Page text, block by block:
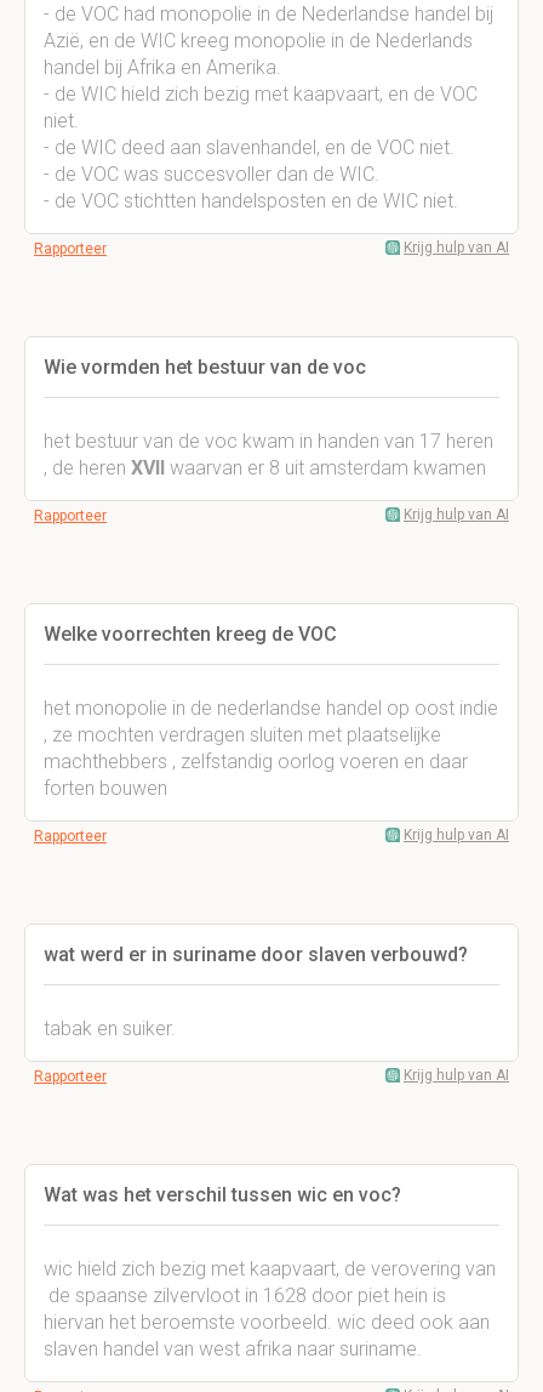
- de VOC had monopolie in de Nederlandse handel bij
Azië, en de WIC kreeg monopolie in de Nederlands
handel bij Afrika en Amerika.
- de WIC hield zich bezig met kaapvaart, en de VOC
niet.
- de WIC deed aan slavenhandel, en de VOC niet.
- de VOC was succesvoller dan de WIC.
- de VOC stichtten handelsposten en de WIC niet.
Rapporteer Krijg hulp van AI
Wie vormden het bestuur van de voc
het bestuur van de voc kwam in handen van 17 heren
, de heren XVII waarvan er 8 uit amsterdam kwamen
Rapporteer Krijg hulp van AI
Welke voorrechten kreeg de VOC
het monopolie in de nederlandse handel op oost indie
, ze mochten verdragen sluiten met plaatselijke
machthebbers , zelfstandig oorlog voeren en daar
forten bouwen
Rapporteer Krijg hulp van AI
wat werd er in suriname door slaven verbouwd?
tabak en suiker.
Rapporteer Krijg hulp van AI
Wat was het verschil tussen wic en voc?
wic hield zich bezig met kaapvaart, de verovering van
de spaanse zilvervloot in 1628 door piet hein is
hiervan het beroemste voorbeeld. wic deed ook aan
slaven handel van west afrika naar suriname.